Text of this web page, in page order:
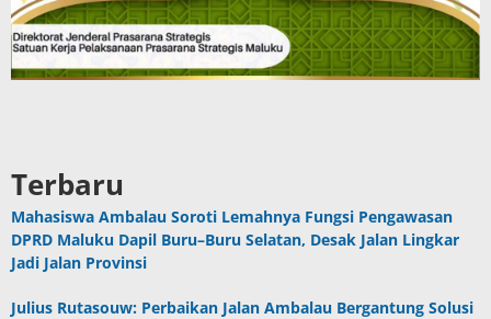
Terbaru
Mahasiswa Ambalau Soroti Lemahnya Fungsi Pengawasan
DPRD Maluku Dapil Buru–Buru Selatan, Desak Jalan Lingkar
Jadi Jalan Provinsi
Julius Rutasouw: Perbaikan Jalan Ambalau Bergantung Solusi